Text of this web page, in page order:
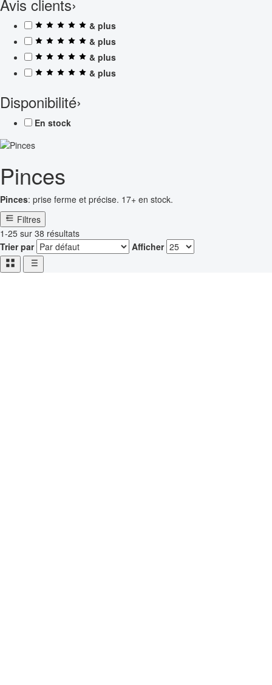
Avis clients›
& plus
& plus
& plus
& plus
Disponibilité›
En stock
Pinces
Pinces: prise ferme et précise. 17+ en stock.
Filtres
1-25 sur 38 résultats
Trier par
Afficher